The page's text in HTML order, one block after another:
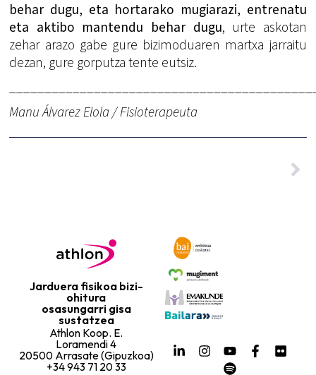
behar dugu, eta hortarako mugiarazi, entrenatu
eta aktibo mantendu behar dugu, urte askotan
zehar arazo gabe gure bizimoduaren martxa jarraitu
dezan, gure gorputza tente eutsiz.
Manu Álvarez Elola / Fisioterapeuta
Jarduera fisikoa bizi-
ohitura
osasungarri gisa
sustatzea
Athlon Koop. E.
Loramendi 4
20500 Arrasate (Gipuzkoa)
+34 943 71 20 33